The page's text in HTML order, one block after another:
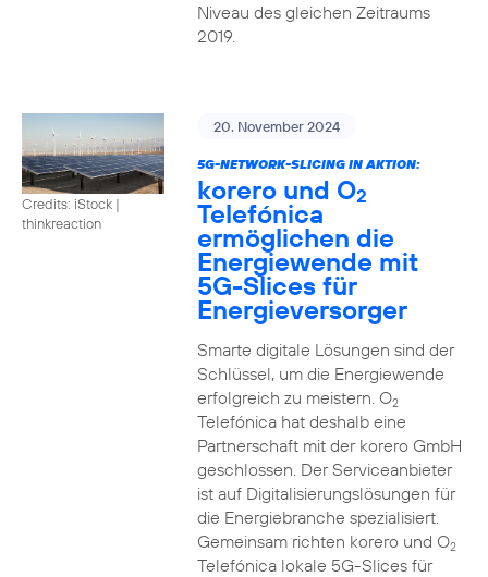
Niveau des gleichen Zeitraums
2019.
Credits: iStock |
thinkreaction
20. November 2024
5G-NETWORK-SLICING IN AKTION:
korero und O2
Telefónica
ermöglichen die
Energiewende mit
5G-Slices für
Energieversorger
Smarte digitale Lösungen sind der
Schlüssel, um die Energiewende
erfolgreich zu meistern. O2
Telefónica hat deshalb eine
Partnerschaft mit der korero GmbH
geschlossen. Der Serviceanbieter
ist auf Digitalisierungslösungen für
die Energiebranche spezialisiert.
Gemeinsam richten korero und O2
Telefónica lokale 5G-Slices für